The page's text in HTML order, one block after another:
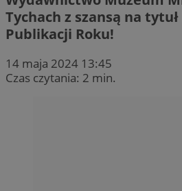
Tychach z szansą na
Publikacji Roku!
14 maja 2024 13:45
Czas czytania: 2 min.